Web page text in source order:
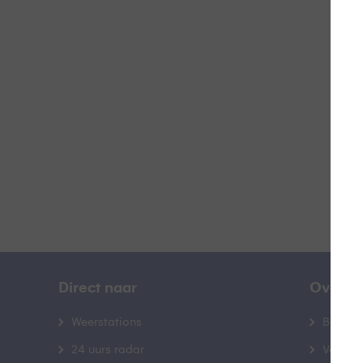
Direct naar
Weerstations
24 uurs radar
Over